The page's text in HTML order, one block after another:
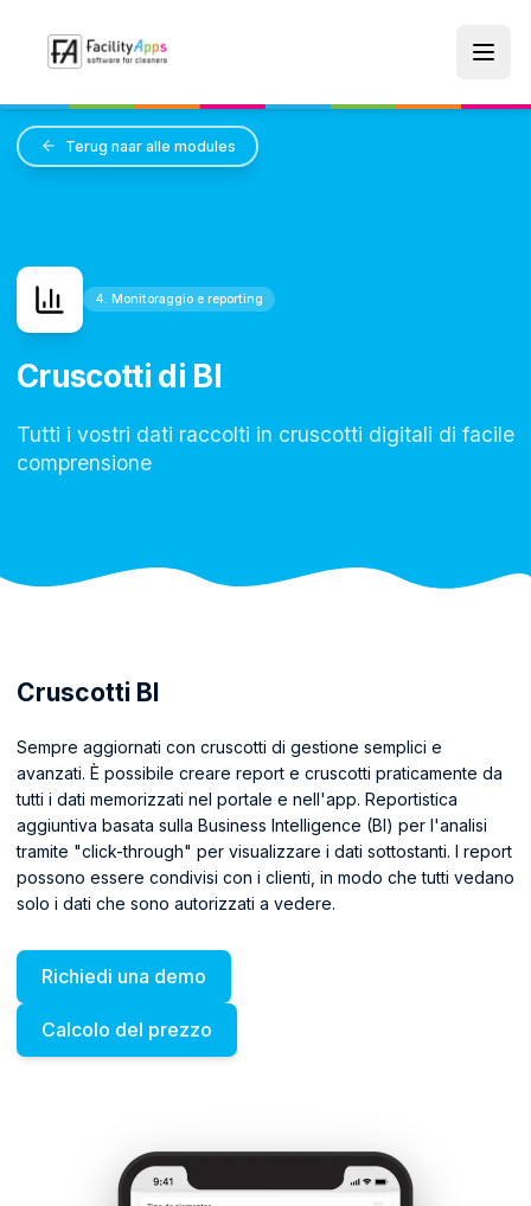
Terug naar alle modules
4. Monitoraggio e reporting
Cruscotti di BI
Tutti i vostri dati raccolti in cruscotti digitali di facile
comprensione
Cruscotti BI
Sempre aggiornati con cruscotti di gestione semplici e
avanzati. È possibile creare report e cruscotti praticamente da
tutti i dati memorizzati nel portale e nell'app. Reportistica
aggiuntiva basata sulla Business Intelligence (BI) per l'analisi
tramite "click-through" per visualizzare i dati sottostanti. I report
possono essere condivisi con i clienti, in modo che tutti vedano
solo i dati che sono autorizzati a vedere.
Richiedi una demo
Calcolo del prezzo